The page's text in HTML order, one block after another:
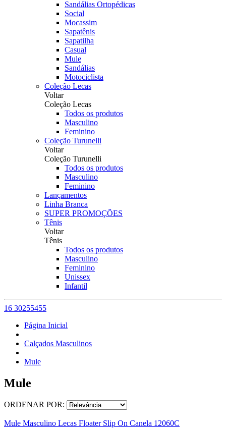
Sandálias Ortopédicas
Social
Mocassim
Sapatênis
Sapatilha
Casual
Mule
Sandálias
Motociclista
Coleção Lecas
Voltar
Coleção Lecas
Todos os produtos
Masculino
Feminino
Coleção Turunelli
Voltar
Coleção Turunelli
Todos os produtos
Masculino
Feminino
Lançamentos
Linha Branca
SUPER PROMOÇÕES
Tênis
Voltar
Tênis
Todos os produtos
Masculino
Feminino
Unissex
Infantil
16 30255455
Página Inicial
Calçados Masculinos
Mule
Mule
ORDENAR POR:
Mule Masculino Lecas Floater Slip On Canela 12060C